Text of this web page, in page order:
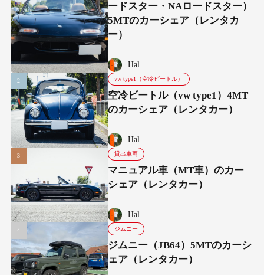
ードスター・NAロードスター）
5MTのカーシェア（レンタカ
ー）
Hal
vw type1（空冷ビートル）
空冷ビートル（vw type1）4MT
のカーシェア（レンタカー）
Hal
貸出車両
マニュアル車（MT車）のカー
シェア（レンタカー）
Hal
ジムニー
ジムニー（JB64）5MTのカーシ
ェア（レンタカー）